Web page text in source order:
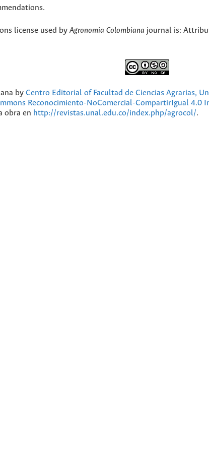
license used by Agronomia Colombiana journal is:
by Centro Editorial of Facultad de Ciencias Agrarias,
Reconocimiento-NoComercial-CompartirIgual 4.0
obra en http://revistas.unal.edu.co/index.php/agrocol/.